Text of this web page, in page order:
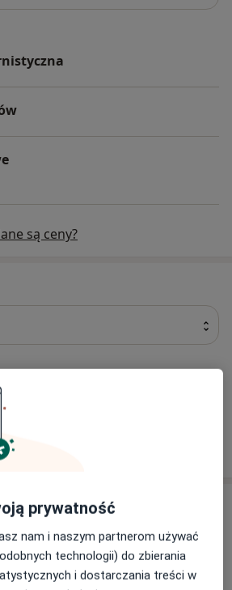
są ceny?
Blaska
4 opinie
Powiększ mapę
prywatność
nam i naszym partnerom używać
technologii) do zbierania
i dostarczania treści w